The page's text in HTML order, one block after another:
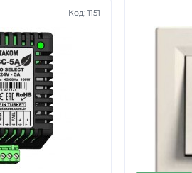
Код: 1151
популярный